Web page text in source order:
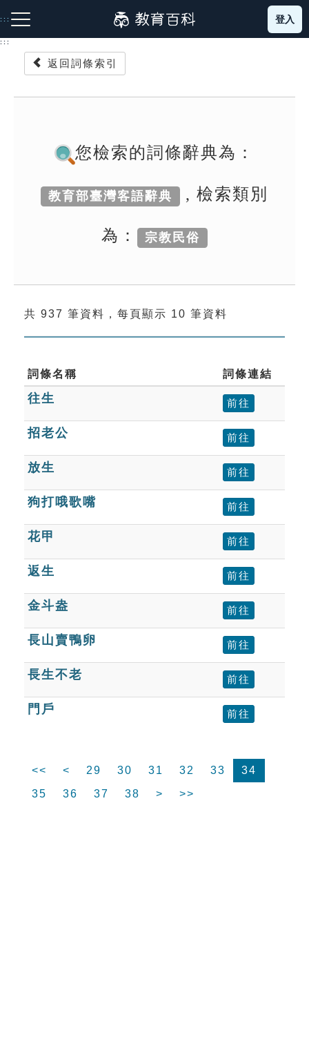
到
主
:::
成語故事
索引選單
單字索引
生命大百科索引
遊戲專區
教學應用
貓頭鷹博士
登入
:::
返回詞條索引
您檢索的詞條辭典為：
教育部臺灣客語辭典 , 檢索類別
為： 宗教民俗
共 937 筆資料，每頁顯示 10 筆資料
詞條名稱 詞條連結
往生 前往
招老公 前往
放生 前往
狗打哦歌嘴 前往
花甲 前往
返生 前往
金斗盎 前往
長山賣鴨卵 前往
長生不老 前往
門戶 前往
<< < 29 30 31 32 33
34
35
36 37 38 > >>